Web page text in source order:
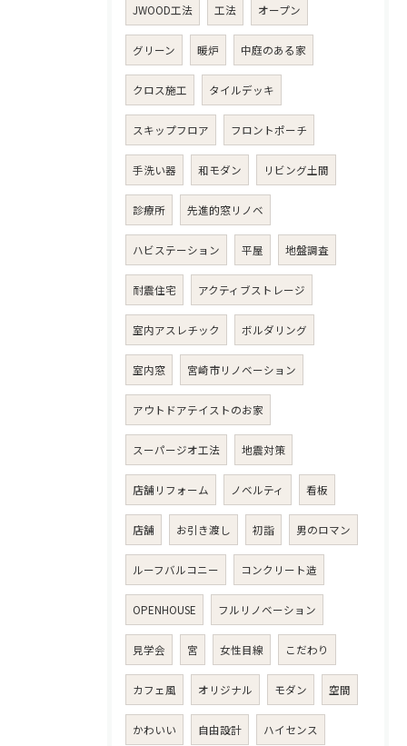
JWOOD工法 工法 オープン
グリーン 暖炉 中庭のある家
クロス施工 タイルデッキ
スキップフロア フロントポーチ
手洗い器 和モダン リビング土間
診療所 先進的窓リノベ
ハビステーション 平屋 地盤調査
耐震住宅 アクティブストレージ
室内アスレチック ボルダリング
室内窓 宮崎市リノベーション
アウトドアテイストのお家
スーパージオ工法 地震対策
店舗リフォーム ノベルティ 看板
店舗 お引き渡し 初詣 男のロマン
ルーフバルコニー コンクリート造
OPENHOUSE フルリノベーション
見学会 宮 女性目線 こだわり
カフェ風 オリジナル モダン 空間
かわいい 自由設計 ハイセンス